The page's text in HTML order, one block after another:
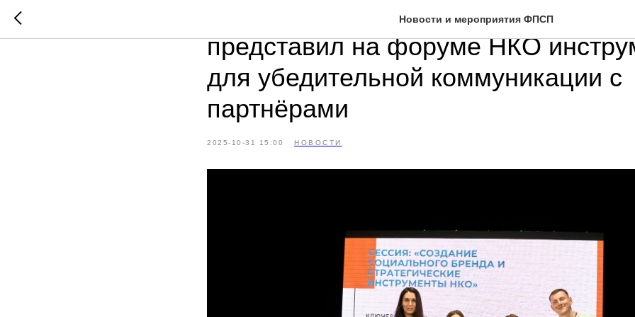
Новости и мероприятия ФПСП
Фонд поддержки социальных
представил на форуме НКО
для убедительной коммуникации с
партнёрами
2025-10-31 15:00 НОВОСТИ